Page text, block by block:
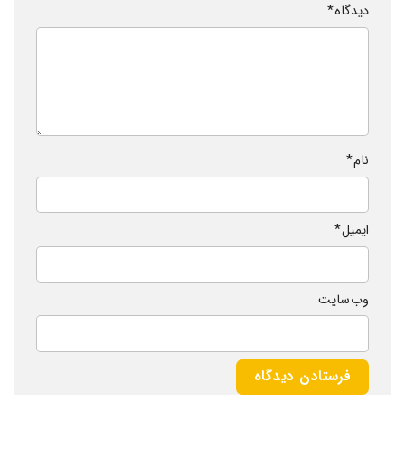
دیدگاه*
نام*
ایمیل*
وب‌ سایت